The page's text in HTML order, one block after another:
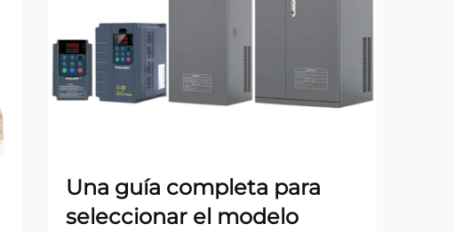
Una guía completa para
seleccionar el modelo